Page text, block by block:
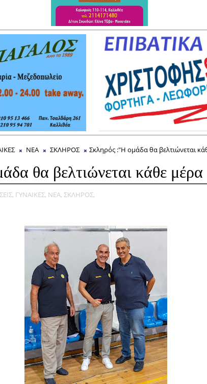
ΝΕΑ ΣΚΛΗΡΟΣ Σκληρός :"Η ομάδα θα βελτιώνεται
θα βελτιώνεται κάθε
ΓΥΝΑΙΚΕΣ, ΝΕΑ, ΣΚΛΗΡΟΣ,